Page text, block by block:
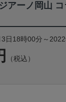
アーノ岡山
日18時00分～
（税込）